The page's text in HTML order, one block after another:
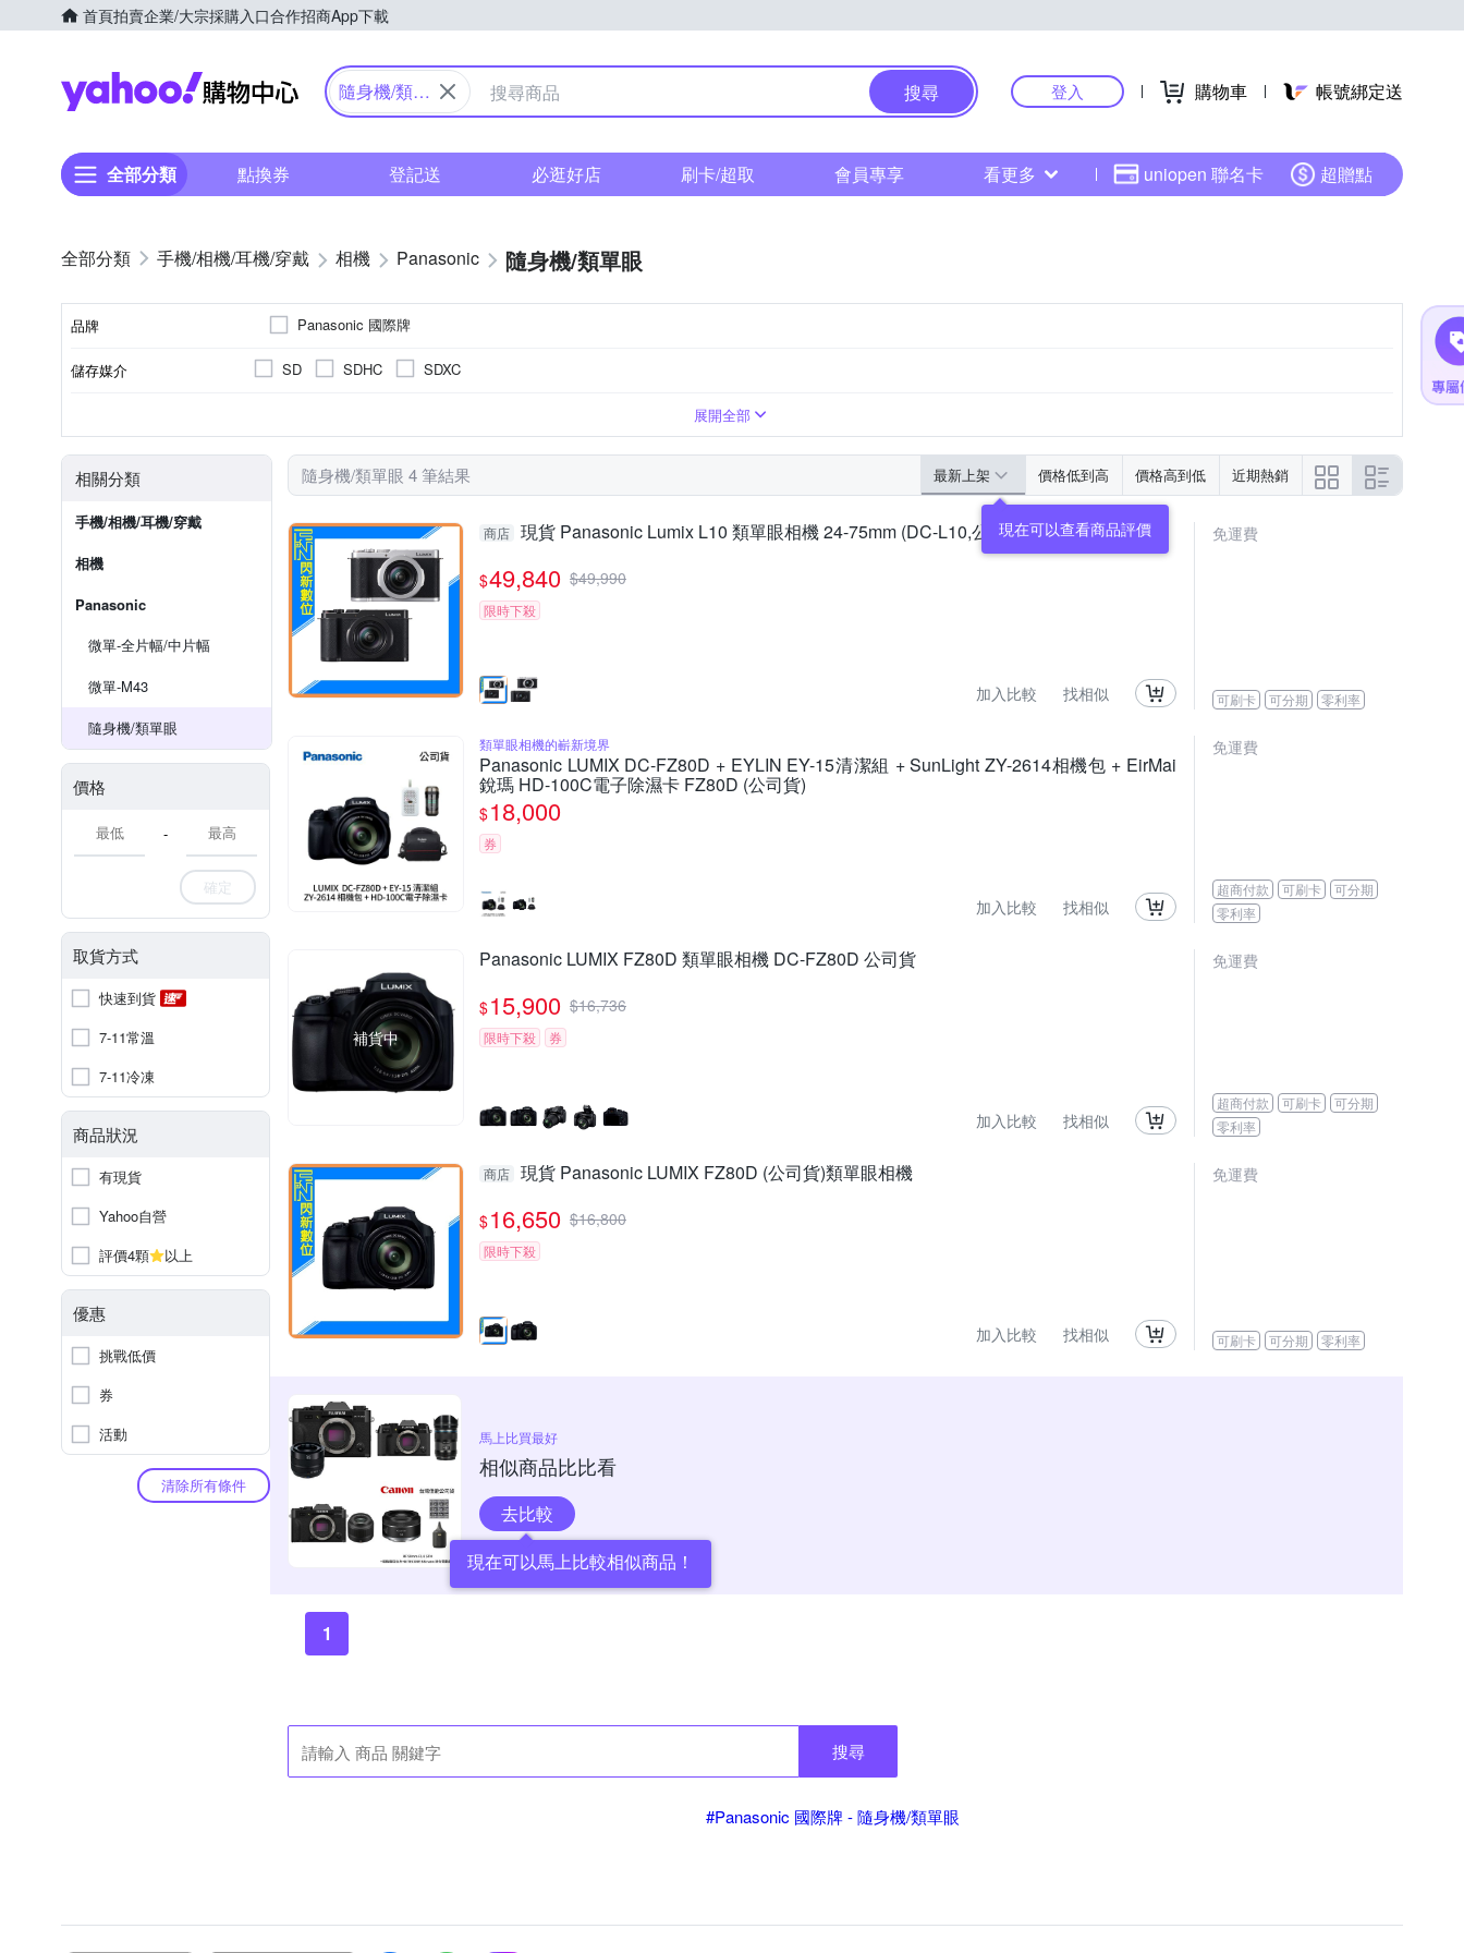
首頁拍賣企業/大宗採購入口合作招商App下載
Yahoo購物中心
隨身機/類單
搜尋 登入 購物車 帳號綁定送
全部分類 點換券 登記送 必逛好店 刷卡/超取 會員專享 看更多 uniopen 聯名卡 超贈點
手機/相機/耳機/穿戴 相機 Panasonic 隨身機/類單眼
品牌 Panasonic 國際牌
儲存媒介 SD SDHC SDXC
展開全部
相關分類
手機/相機/耳機/穿戴
相機
Panasonic
微單-全片幅/中片幅
微單-M43
隨身機/類單眼
價格
-
確定
取貨方式
快速到貨
7-11常溫
7-11冷凍
商品狀況
有現貨
Yahoo自營
評價4顆
以上
優惠
挑戰低價
券
活動
清除所有條件
隨身機/類單眼 4 筆結果 最新上架 價格低到高 價格高到低 近期熱銷
現在可以查看商品評價
商店 現貨 Panasonic Lumix L10 類單眼相機 24-75mm (DC-L10,公司貨)
$49,840 $49,990
限時下殺
加入比較 找相似
免運費
可刷卡 可分期 零利率
類單眼相機的嶄新境界
Panasonic LUMIX DC-FZ80D + EYLIN EY-15清潔組 + SunLight ZY-2614相機包 + EirMai
銳瑪 HD-100C電子除濕卡 FZ80D (公司貨)
$18,000
券
加入比較 找相似
免運費
超商付款 可刷卡
可分期
零利率
補貨中
Panasonic LUMIX FZ80D 類單眼相機 DC-FZ80D 公司貨
$15,900 $16,736
限時下殺 券
加入比較 找相似
免運費
超商付款 可刷卡
可分期
零利率
商店 現貨 Panasonic LUMIX FZ80D (公司貨)類單眼相機
$16,650 $16,800
限時下殺
加入比較 找相似
免運費
可刷卡 可分期 零利率
馬上比買最好
相似商品比比看
去比較
現在可以馬上比較相似商品！
1
搜尋
#Panasonic 國際牌 - 隨身機/類單眼